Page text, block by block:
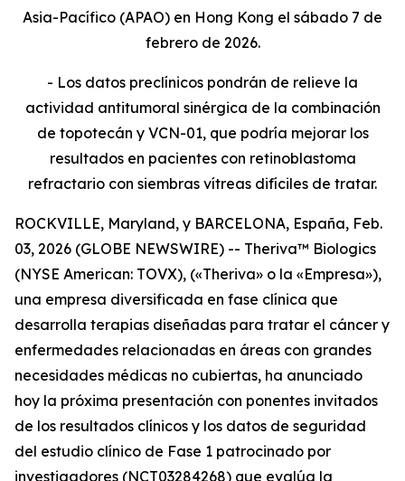
Asia-Pacífico (APAO) en Hong Kong el sábado 7 de
febrero de 2026.
- Los datos preclínicos pondrán de relieve la
actividad antitumoral sinérgica de la combinación
de topotecán y VCN-01, que podría mejorar los
resultados en pacientes con retinoblastoma
refractario con siembras vítreas difíciles de tratar.
ROCKVILLE, Maryland, y BARCELONA, España, Feb.
03, 2026 (GLOBE NEWSWIRE) -- Theriva™ Biologics
(NYSE American: TOVX), («Theriva» o la «Empresa»),
una empresa diversificada en fase clínica que
desarrolla terapias diseñadas para tratar el cáncer y
enfermedades relacionadas en áreas con grandes
necesidades médicas no cubiertas, ha anunciado
hoy la próxima presentación con ponentes invitados
de los resultados clínicos y los datos de seguridad
del estudio clínico de Fase 1 patrocinado por
investigadores (NCT03284268) que evalúa la